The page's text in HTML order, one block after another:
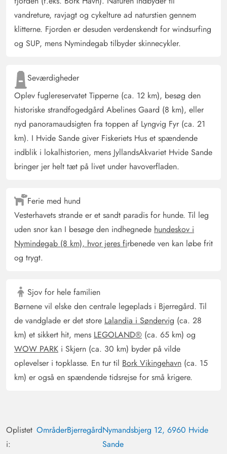
behøver
Jörg Margraf
4 ud af 5
4 out of 504/04/2025
Hyggeligt, lille feriehus, der dækker alle grundlæggende
behov, pæne og praktiske indretninger.
Birgit Summerer
Deutschland
AI Oversat (Se oprindelig)
4.5 ud af 5
4.5 ud af 5
4.5 out of 5
31/03/2025
Et meget dejligt, lyst sommerhus. Alt hvad man har brug
Tanja Gotthardt
Deutschland
AI Oversat (Se oprindelig)
5 ud af 5
5 ud af 5
5 out of 5
14/02/2025
Godt indrettet lille feriehus over 2 etager med
med lukket terrasse (ideel med hunde), loggia,
brændeovn og sauna. I køkkenet er alt til stede, hvad der
er nødvendigt, sengene er gode, huset meget rent og
velplejet.
Thomas Schmidt
Deutschland
4.5 ud af 5
4.5 ud af 5
4.5 out of 5
30/12/2024
igen!!!
vandreture, ravjagt og cykelture ad naturstien gennem
klitterne. Fjorden er desuden verdenskendt for windsurfing
og SUP, mens Nymindegab tilbyder skinnecykler.
Seværdigheder
Oplev fuglereservatet Tipperne (ca. 12 km), besøg den
historiske strandfogedgård Abelines Gaard (8 km), eller
nyd panoramaudsigten fra toppen af Lyngvig Fyr (ca. 21
km). I Hvide Sande giver Fiskeriets Hus et spændende
indblik i lokalhistorien, mens JyllandsAkvariet Hvide Sande
bringer jer helt tæt på livet under havoverfladen.
Ferie med hund
Vesterhavets strande er et sandt paradis for hunde. Til leg
uden snor kan I besøge den indhegnede hundeskov i
Nymindegab (8 km), hvor jeres firbenede ven kan løbe frit
og trygt.
Sjov for hele familien
Børnene vil elske den centrale legeplads i Bjerregård. Til
de vandglade er det store Lalandia i Søndervig (ca. 28
km) et sikkert hit, mens LEGOLAND® (ca. 65 km) og
WOW PARK i Skjern (ca. 30 km) byder på vilde
oplevelser i topklasse. En tur til Bork Vikingehavn (ca. 15
km) er også en spændende tidsrejse for små krigere.
Oplistet
i:
OmråderBjerregårdNymandsbjerg 12, 6960 Hvide
Sande